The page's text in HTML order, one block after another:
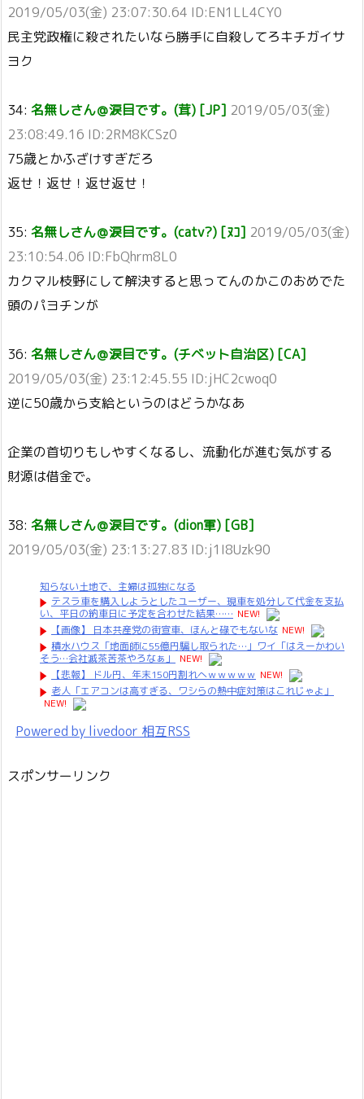
2019/05/03(金) 23:07:30.64 ID:EN1LL4CY0
民主党政権に殺されたいなら勝手に自殺してろキチガイサ
ヨク
34: 名無しさん＠涙目です。(茸) [JP] 2019/05/03(金)
23:08:49.16 ID:2RM8KCSz0
75歳とかふざけすぎだろ
返せ！返せ！返せ返せ！
35: 名無しさん＠涙目です。(catv?) [ﾇｺ] 2019/05/03(金)
23:10:54.06 ID:FbQhrm8L0
カクマル枝野にして解決すると思ってんのかこのおめでた
頭のパヨチンが
36: 名無しさん＠涙目です。(チベット自治区) [CA]
2019/05/03(金) 23:12:45.55 ID:jHC2cwoq0
逆に50歳から支給というのはどうかなあ
企業の首切りもしやすくなるし、流動化が進む気がする
財源は借金で。
38: 名無しさん＠涙目です。(dion軍) [GB]
2019/05/03(金) 23:13:27.83 ID:j1I8Uzk90
知らない土地で、主婦は孤独になる
テスラ車を購入しようとしたユーザー、現車を処分して代金を支払
い、平日の納車日に予定を合わせた結果…… NEW!
【画像】 日本共産党の街宣車、ほんと碌でもないな NEW!
積水ハウス「地面師に55億円騙し取られた…」ワイ「はえーかわい
そう…会社滅茶苦茶やろなぁ」
NEW!
【悲報】 ドル円、年末150円割れへｗｗｗｗｗ NEW!
老人「エアコンは高すぎる、ワシらの熱中症対策はこれじゃよ」
NEW!
Powered by livedoor 相互RSS
スポンサーリンク